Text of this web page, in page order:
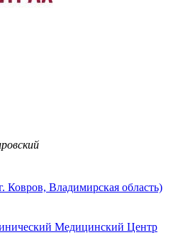
Ковров, Владимирская область)
Медицинский Центр